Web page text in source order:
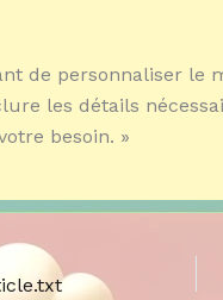
de personnaliser le
les détails
besoin. »